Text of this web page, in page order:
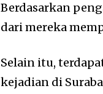
Berdasarkan
dari mereka
Selain itu,
kejadian di